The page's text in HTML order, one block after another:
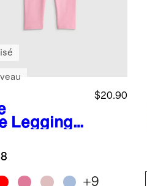
Legging
$20.90
+9